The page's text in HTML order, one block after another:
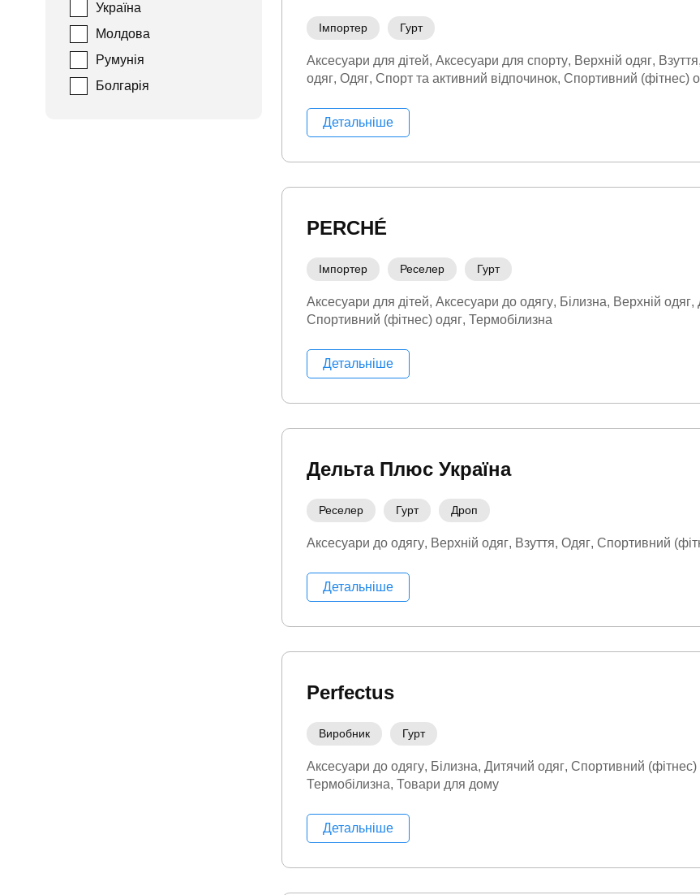
Україна
Молдова
Румунія
Болгарія
Імпортер Гурт
Аксесуари для дітей Аксесуари для спорту Верхній одяг Взуття
одяг Одяг Спорт та активний відпочинок Спортивний (фітнес)
Детальніше
PERCHÉ
Імпортер Реселер Гурт
Аксесуари для дітей Аксесуари до одягу Білизна Верхній одяг
Спортивний (фітнес) одяг Термобілизна
Детальніше
Дельта Плюс Україна
Реселер Гурт Дроп
Аксесуари до одягу Верхній одяг Взуття Одяг Спортивний
Детальніше
Perfectus
Виробник Гурт
Аксесуари до одягу Білизна Дитячий одяг Спортивний (фітнес)
Термобілизна Товари для дому
Детальніше